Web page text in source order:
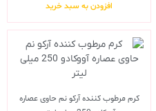
افزودن به سبد خرید
کرم مرطوب کننده آرکو نم حاوی عصاره